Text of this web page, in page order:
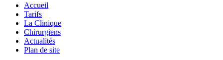
Accueil
Tarifs
La Clinique
Chirurgiens
Actualités
Plan de site